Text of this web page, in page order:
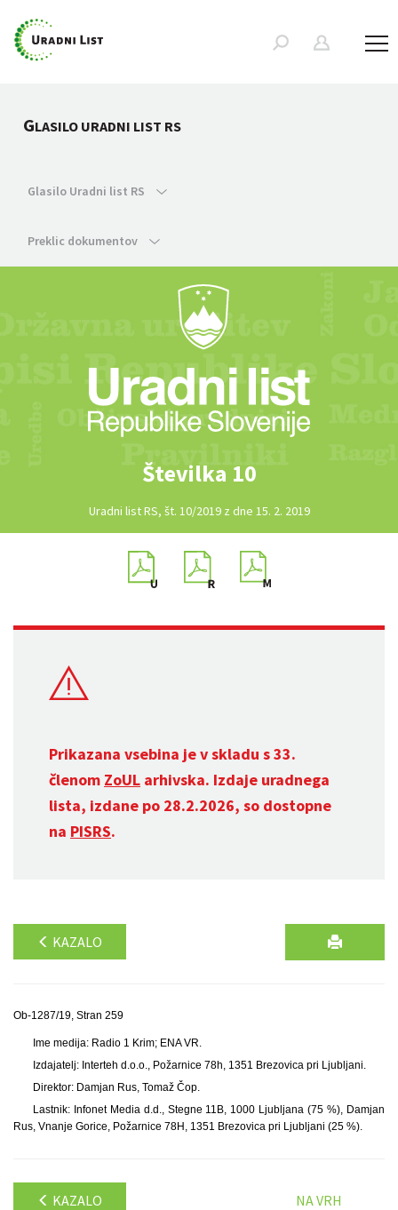
GLASILO URADNI LIST RS
Glasilo Uradni list RS
Preklic dokumentov
Številka 10
Uradni list RS, št. 10/2019 z dne 15. 2. 2019
Prikazana vsebina je v skladu s 33.
členom ZoUL arhivska. Izdaje uradnega
lista, izdane po 28.2.2026, so dostopne
na PISRS.
KAZALO
Ob-1287/19, Stran 259
Ime medija: Radio 1 Krim; ENA VR.
Izdajatelj: Interteh d.o.o., Požarnice 78h, 1351 Brezovica pri Ljubljani.
Direktor: Damjan Rus, Tomaž Čop.
Lastnik: Infonet Media d.d., Stegne 11B, 1000 Ljubljana (75 %), Damjan
Rus, Vnanje Gorice, Požarnice 78H, 1351 Brezovica pri Ljubljani (25 %).
KAZALO NA VRH